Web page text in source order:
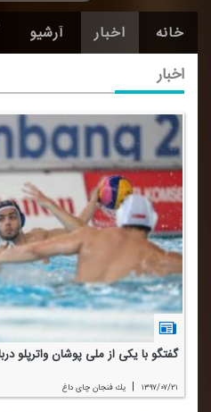
خانه اخبار آرشیو
اخبار
گفتگو با یكی از ملی پوشان واترپلو
۱۳۹۷/۰۷/۲۱ | یك فنجان چای داغ